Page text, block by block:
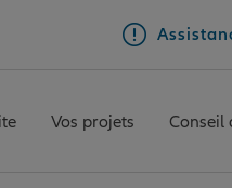
Vos projets Conseil